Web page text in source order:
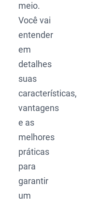
meio.
Você vai
entender
em
detalhes
suas
características,
vantagens
e as
melhores
práticas
para
garantir
um